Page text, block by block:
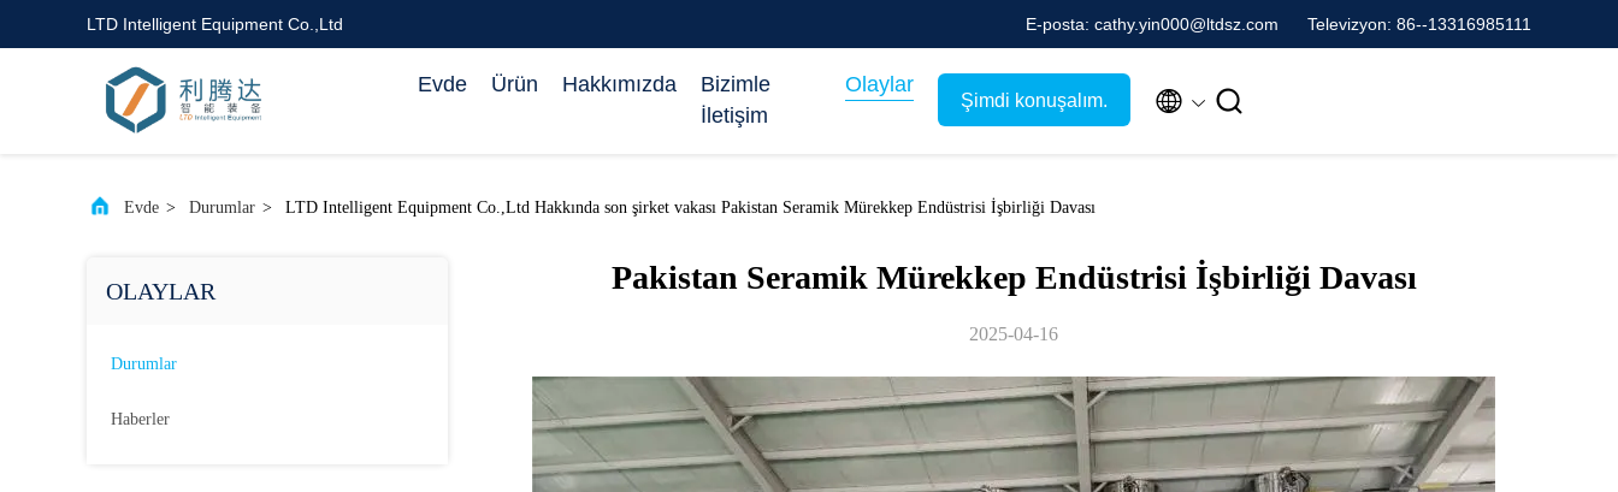
LTD Intelligent Equipment Co.,Ltd E-posta: cathy.yin000@ltdsz.com Televizyon: 86--13316985111
Evde Ürün Hakkımızda
Bizimle
İletişim
Olaylar
Şimdi konuşalım.  
Evde > Durumlar > LTD Intelligent Equipment Co.,Ltd Hakkında son şirket vakası Pakistan Seramik Mürekkep Endüstrisi İşbirliği Davası
OLAYLAR
Durumlar
Haberler
Pakistan Seramik Mürekkep Endüstrisi İşbirliği Davası
2025-04-16